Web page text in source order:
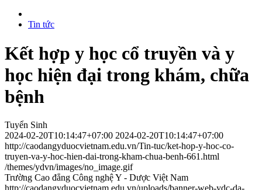
Tin tức
Kết hợp y học cổ truyền và y
học hiện đại trong khám, chữa
bệnh
Tuyển Sinh
2024-02-20T10:14:47+07:00 2024-02-20T10:14:47+07:00
http://caodangyduocvietnam.edu.vn/Tin-tuc/ket-hop-y-hoc-co-
truyen-va-y-hoc-hien-dai-trong-kham-chua-benh-661.html
/themes/ydvn/images/no_image.gif
Trường Cao đẳng Công nghệ Y - Dược Việt Nam